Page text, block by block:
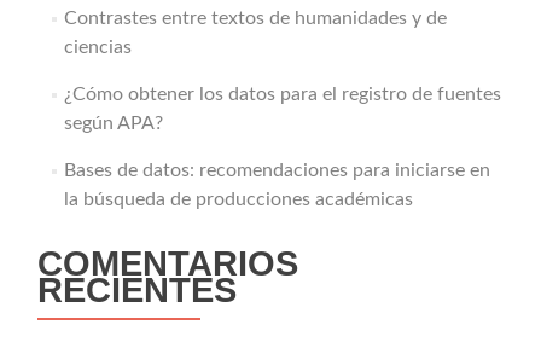
Contrastes entre textos de humanidades y de
ciencias
¿Cómo obtener los datos para el registro de fuentes
según APA?
Bases de datos: recomendaciones para iniciarse en
la búsqueda de producciones académicas
COMENTARIOS
RECIENTES